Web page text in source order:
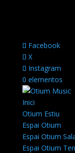
Facebook
X
Instagram
0 elementos
Inici
Otium Estiu
Espai Otium
Espai Otium
Espai Otium